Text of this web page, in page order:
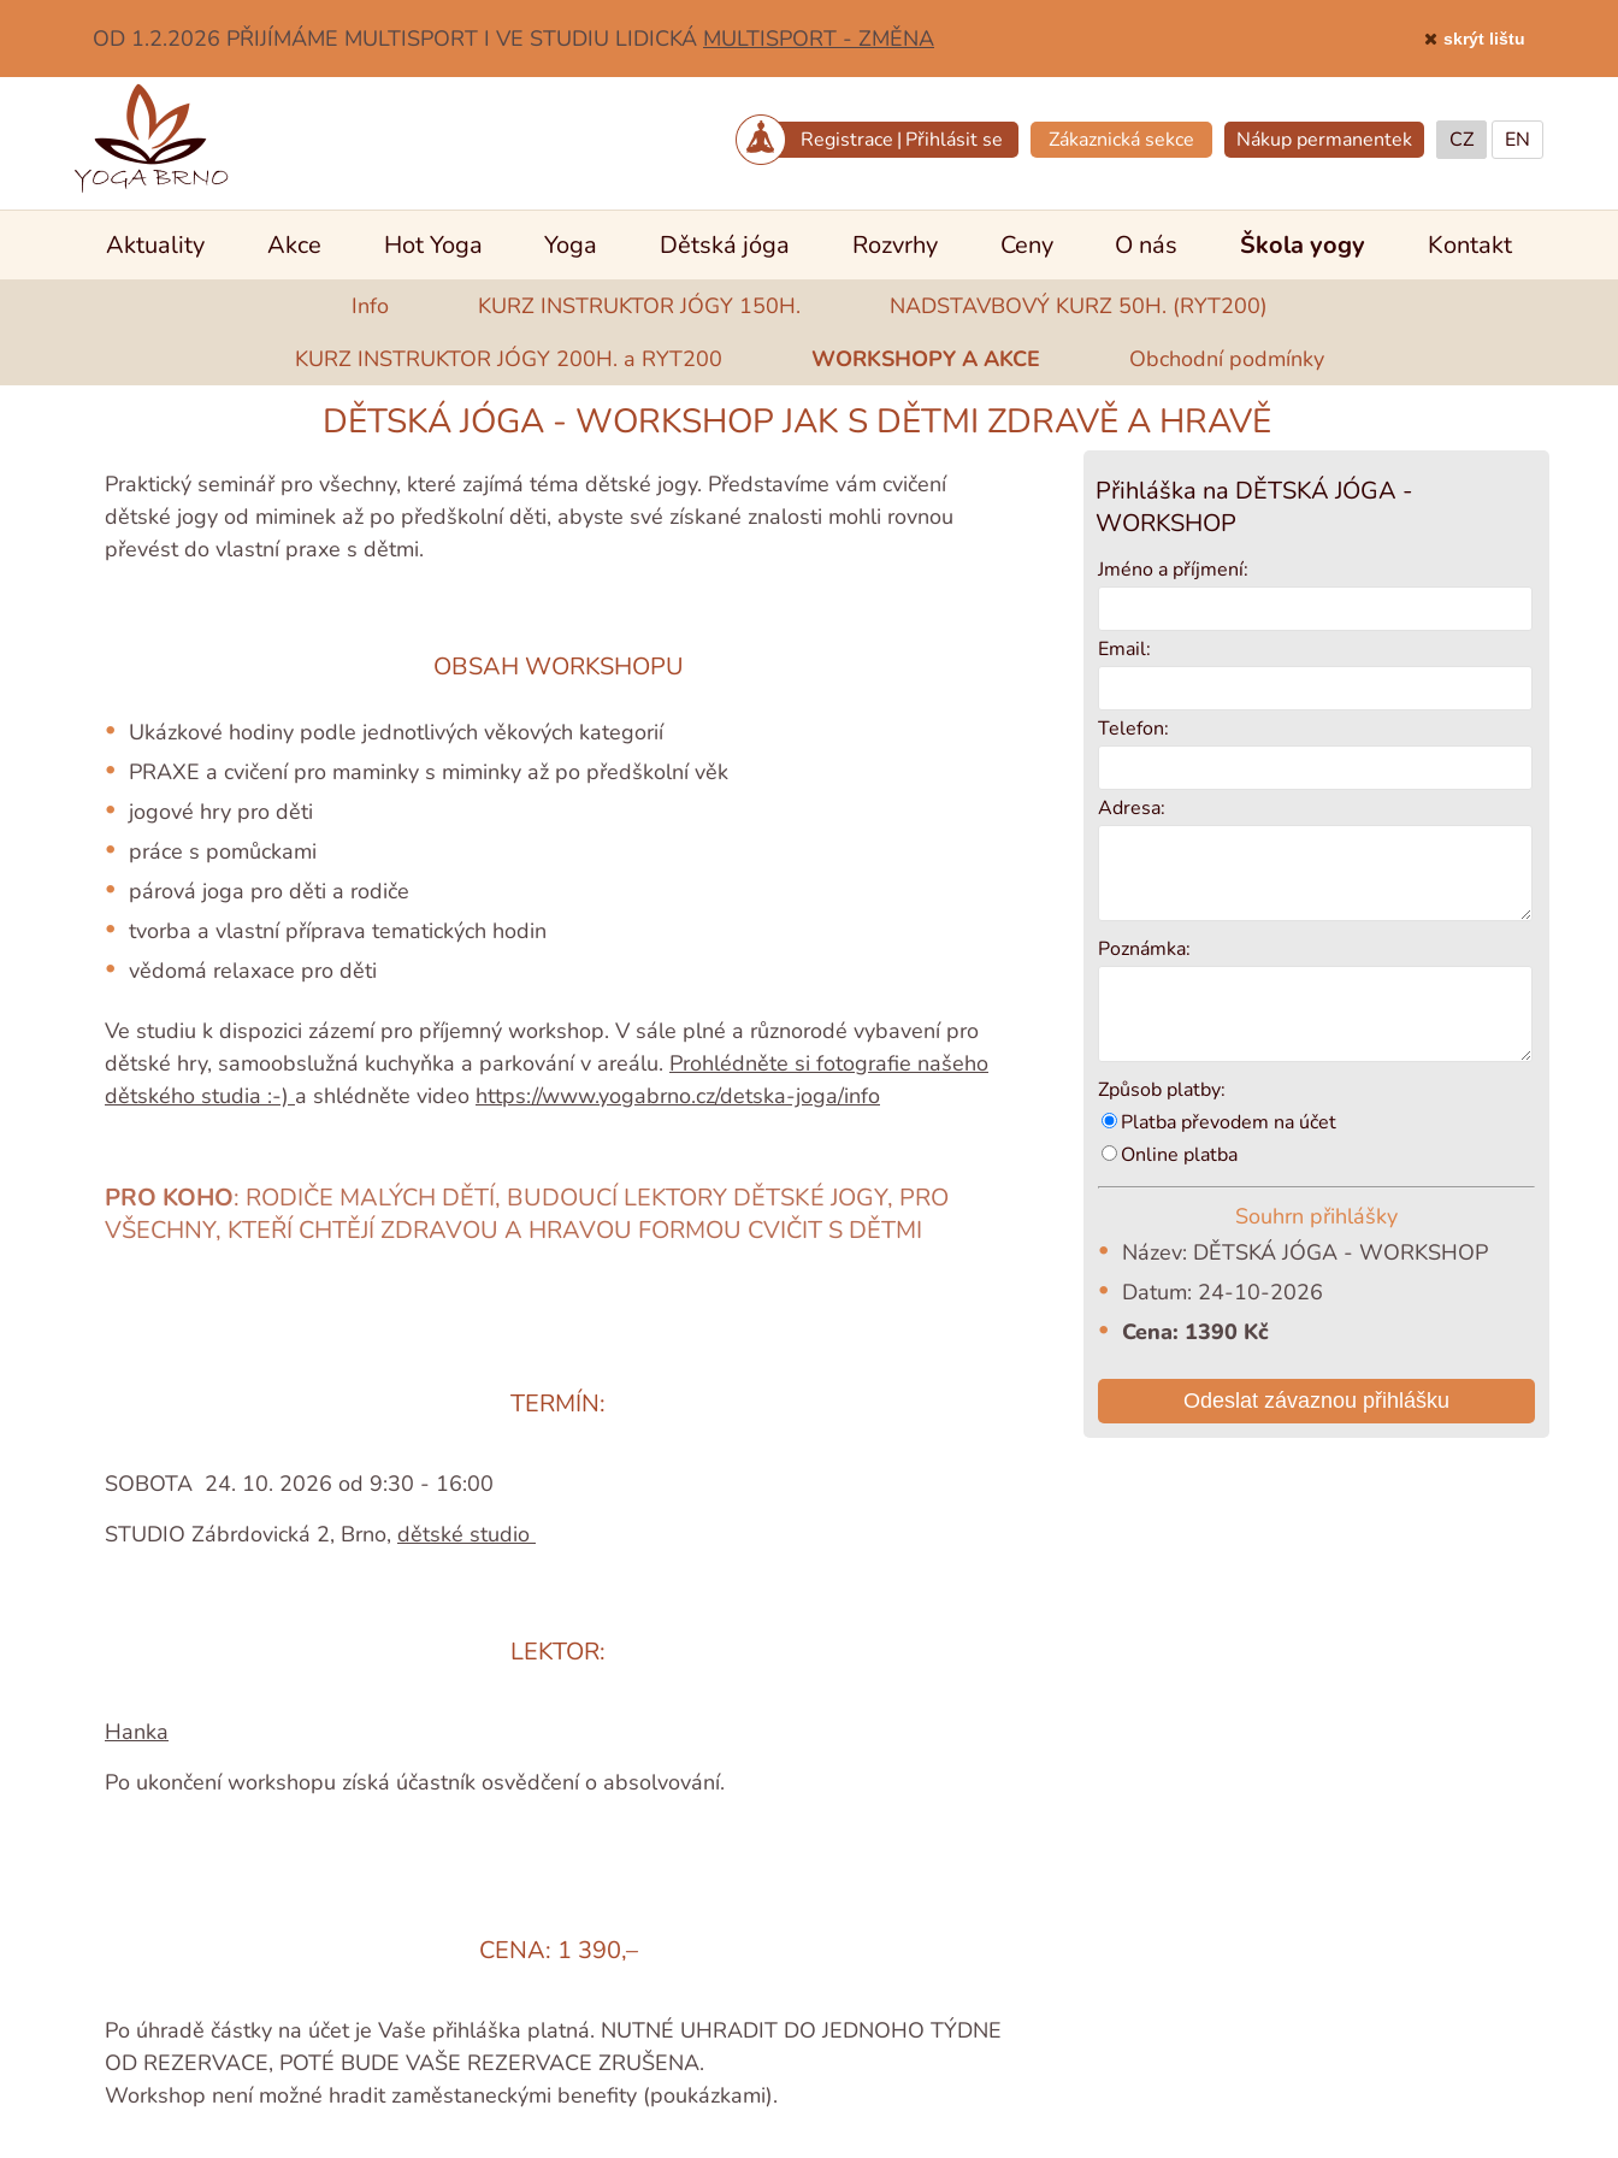
OD 1.2.2026 PŘIJÍMÁME MULTISPORT I VE STUDIU LIDICKÁ MULTISPORT - ZMĚNA skrýt lištu
Registrace | Přihlásit se Zákaznická sekce Nákup permanentek CZ EN
Aktuality Akce Hot Yoga Yoga Dětská jóga Rozvrhy Ceny O nás Škola yogy
Info KURZ INSTRUKTOR JÓGY 150H.
NADSTAVBOVÝ KURZ 50H. (RYT200)
KURZ INSTRUKTOR JÓGY 200H. a RYT200
WORKSHOPY A AKCE Obchodní podmínky
Kontakt
DĚTSKÁ JÓGA - WORKSHOP JAK S DĚTMI ZDRAVĚ A HRAVĚ
Praktický seminář pro všechny, které zajímá téma dětské jogy. Představíme vám cvičení
dětské jogy od miminek až po předškolní děti, abyste své získané znalosti mohli rovnou
převést do vlastní praxe s dětmi.
OBSAH WORKSHOPU
Ukázkové hodiny podle jednotlivých věkových kategorií
PRAXE a cvičení pro maminky s miminky až po předškolní věk
jogové hry pro děti
práce s pomůckami
párová joga pro děti a rodiče
tvorba a vlastní příprava tematických hodin
vědomá relaxace pro děti
Ve studiu k dispozici zázemí pro příjemný workshop. V sále plné a různorodé vybavení pro
dětské hry, samoobslužná kuchyňka a parkování v areálu. Prohlédněte si fotografie našeho
dětského studia :-) a shlédněte video https://www.yogabrno.cz/detska-joga/info
PRO KOHO: RODIČE MALÝCH DĚTÍ, BUDOUCÍ LEKTORY DĚTSKÉ JOGY, PRO
VŠECHNY, KTEŘÍ CHTĚJÍ ZDRAVOU A HRAVOU FORMOU CVIČIT S DĚTMI
TERMÍN:
SOBOTA 24. 10. 2026 od 9:30 - 16:00
STUDIO Zábrdovická 2, Brno, dětské studio
LEKTOR:
Hanka
Po ukončení workshopu získá účastník osvědčení o absolvování.
CENA: 1 390,–
Po úhradě částky na účet je Vaše přihláška platná. NUTNÉ UHRADIT DO JEDNOHO TÝDNE
OD REZERVACE, POTÉ BUDE VAŠE REZERVACE ZRUŠENA.
Workshop není možné hradit zaměstaneckými benefity (poukázkami).
Přihláška na DĚTSKÁ JÓGA -
WORKSHOP
Jméno a příjmení:
Email:
Telefon:
Adresa:
Poznámka:
Způsob platby:
Platba převodem na účet
Online platba
Souhrn přihlášky
Název: DĚTSKÁ JÓGA - WORKSHOP
Datum: 24-10-2026
Cena: 1390 Kč
Odeslat závaznou přihlášku